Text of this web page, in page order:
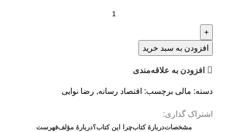
افزودن به سبد خرید
افزودن به علاقه‌مندی
دسته: مالی برچسب: اقتصاد رسانه, رضا نوایی
اشتراک گذاری:
مشخصاتدربارهٔ کتابچرا این کتاب؟دربارۀ مؤلففهرست